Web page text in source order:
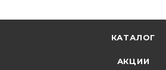
КАТАЛОГ
АКЦИИ